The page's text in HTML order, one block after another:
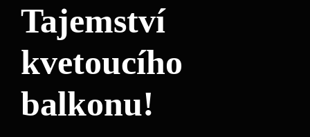
Tajemství
kvetoucího
balkonu!